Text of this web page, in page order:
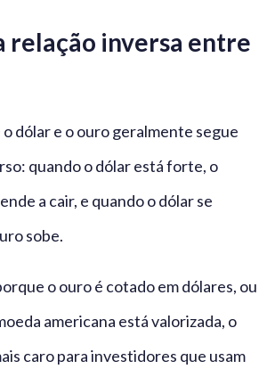
relação inversa entre
dólar e o ouro geralmente segue
quando o dólar está forte, o
a cair, e quando o dólar se
sobe.
o ouro é cotado em dólares, ou
americana está valorizada, o
caro para investidores que usam